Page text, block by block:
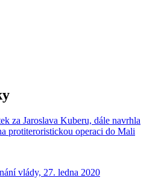
za Jaroslava Kuberu, dále navrhla
protiteroristickou operaci do Mali
vlády, 27. ledna 2020